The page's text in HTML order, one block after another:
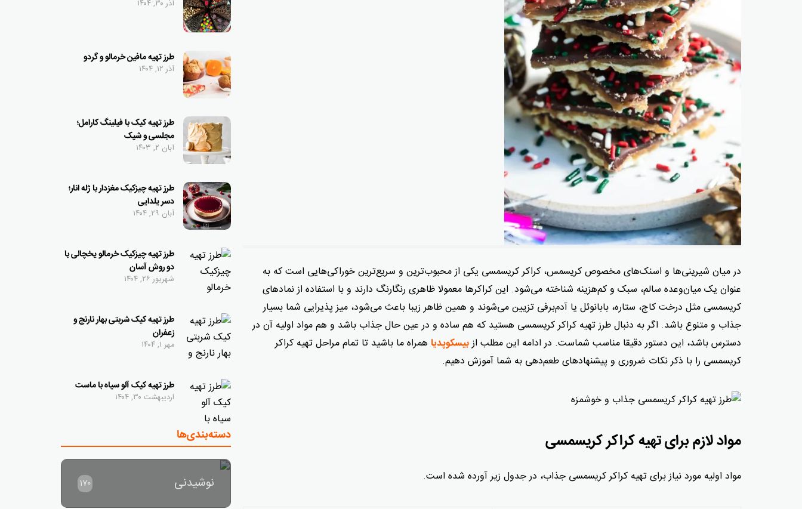
در میان شیرینی‌ها و اسنک‌های مخصوص کریسمس، کراکر کریسمسی یکی از محبوب‌ترین و سریع‌ترین خوراکی‌هایی است که به‌
عنوان یک میان‌وعده سالم، سبک و کم‌هزینه شناخته می‌شود. این کراکرها معمولا ظاهری رنگارنگ دارند و با استفاده از نمادهای
کریسمسی مثل درخت کاج، ستاره، بابانوئل یا آدم‌برفی تزیین می‌شوند و همین ظاهر زیبا باعث می‌شود، میز پذیرایی شما بسیار
جذاب و متنوع باشد. اگر به دنبال طرز تهیه کراکر کریسمسی هستید که هم ساده و در عین حال جذاب باشد و هم مواد اولیه‌ آن در
دسترس باشد، این دستور دقیقا مناسب شماست. در ادامه این مطلب ازبیسکوپدیا همراه ما باشید تا تمام مراحل تهیه کراکر
کریسمسی را با ذکر نکات ضروری و پیشنهادهای طعم‌دهی به شما آموزش دهیم.
مواد لازم برای تهیه کراکر کریسمسی
مواد اولیه مورد نیاز برای تهیه کراکر کریسمسی جذاب، در جدول زیر آورده شده است.
آذر ۳۰, ۱۴۰۴
طرز تهیه مافین خرمالو و گردو
آذر ۱۲, ۱۴۰۴
طرز تهیه کیک با فیلینگ کارامل؛
مجلسی و شیک
آبان ۲, ۱۴۰۳
طرز تهیه چیزکیک مغزدار با ژله انار؛
دسر یلدایی
آبان ۲۹, ۱۴۰۴
طرز تهیه چیزکیک خرمالو یخچالی با
دو روش آسان
شهریور ۲۶, ۱۴۰۴
طرز تهیه کیک شربتی بهار نارنج و
زعفران
مهر ۱, ۱۴۰۴
طرز تهیه کیک آلو سیاه با ماست
اردیبهشت ۳۰, ۱۴۰۴
دسته‌بندی‌ها
نوشیدنی 170